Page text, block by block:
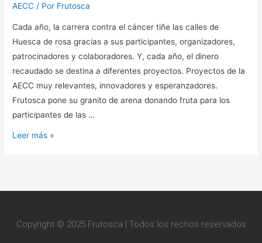
AECC / Por Frutosca
Cada año, la carrera contra el cáncer tiñe las calles de
Huesca de rosa gracias a sus participantes, organizadores,
patrocinadores y colaboradores. Y, cada año, el dinero
recaudado se destina a diferentes proyectos. Proyectos de la
AECC muy relevantes, innovadores y esperanzadores.
Frutosca pone su granito de arena donando fruta para los
participantes de las …
Leer más »
Copyright © 2025 Frutosca | Todos los rechos reservados